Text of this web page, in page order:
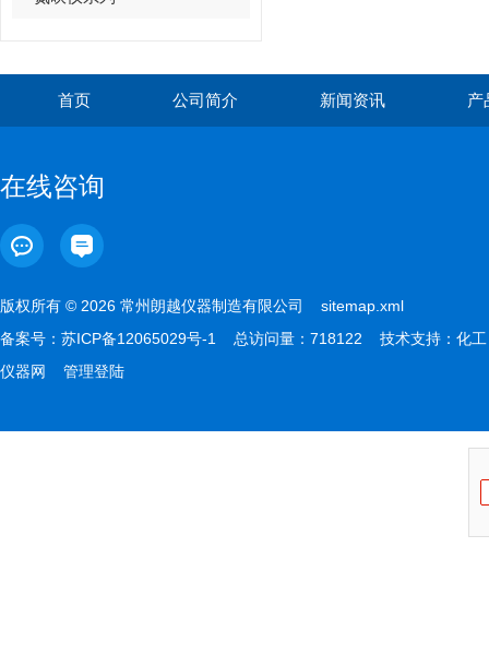
首页 公司简介 新闻资讯 产
在线咨询
版权所有 © 2026 常州朗越仪器制造有限公司 sitemap.xml
备案号： 苏ICP备12065029号-1 总访问量：718122 技术支持： 化工
仪器网
管理登陆